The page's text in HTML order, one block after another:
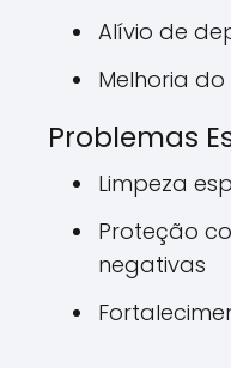
Alívio de
Melhoria
Problemas
Limpeza
Proteção
negativas